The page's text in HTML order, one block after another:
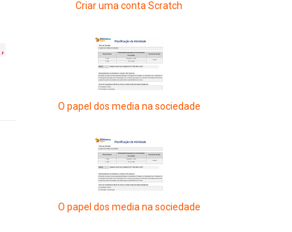
,
Criar uma conta Scratch
O papel dos media na sociedade
O papel dos media na sociedade